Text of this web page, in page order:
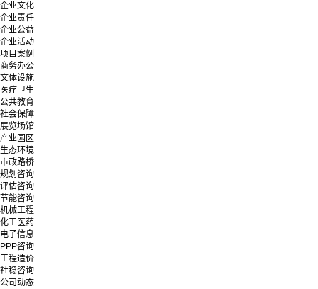
企业文化
企业责任
企业公益
企业活动
项目案例
商务办公
文体设施
医疗卫生
公共教育
社会保障
展览场馆
产业园区
生态环境
市政路桥
规划咨询
评估咨询
节能咨询
机械工程
化工医药
电子信息
PPP咨询
工程造价
社稳咨询
公司动态